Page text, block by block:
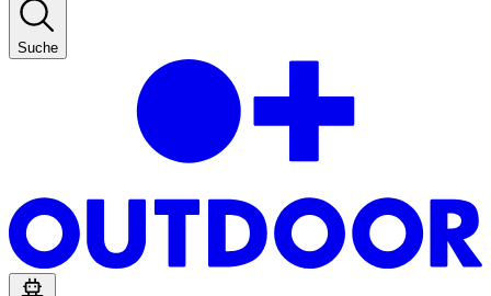
Suche